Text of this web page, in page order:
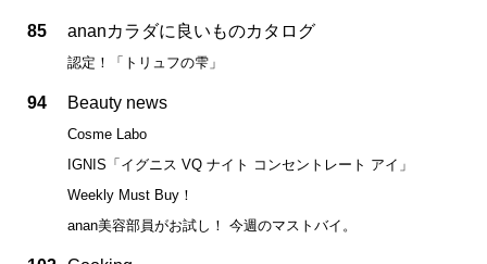
85 ananカラダに良いものカタログ
認定！「トリュフの雫」
94 Beauty news
Cosme Labo
IGNIS「イグニス VQ ナイト コンセントレート アイ」
Weekly Must Buy！
anan美容部員がお試し！ 今週のマストバイ。